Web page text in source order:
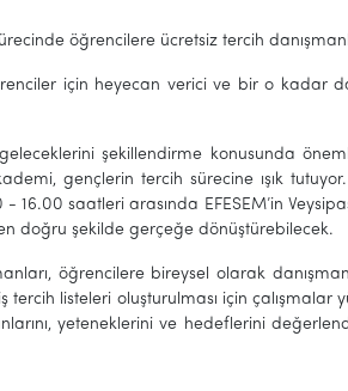
öğrencilere ücretsiz tercih
için heyecan verici ve bir o kadar
şekillendirme konusunda
gençlerin tercih sürecine ışık
saatleri arasında EFESEM’in
doğru şekilde gerçeğe dönüştürebilecek.
öğrencilere bireysel olarak
listeleri oluşturulması için çalışmalar
yeteneklerini ve hedeflerini